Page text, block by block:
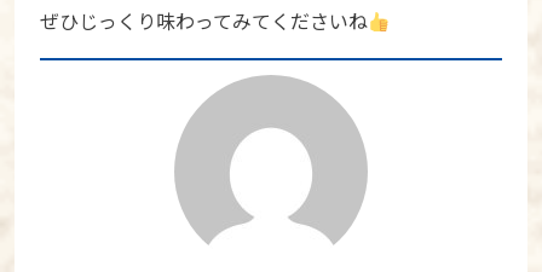
ぜひじっくり味わってみてくださいね